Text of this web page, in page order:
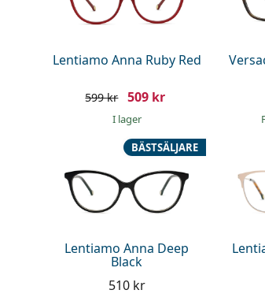
Lentiamo Anna Ruby Red
599 kr 509 kr
I lager
Lentiamo Anna Deep
Black
BÄSTSÄLJARE
510 kr